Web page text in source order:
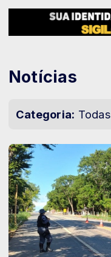
Notícias
Categoria: Todas